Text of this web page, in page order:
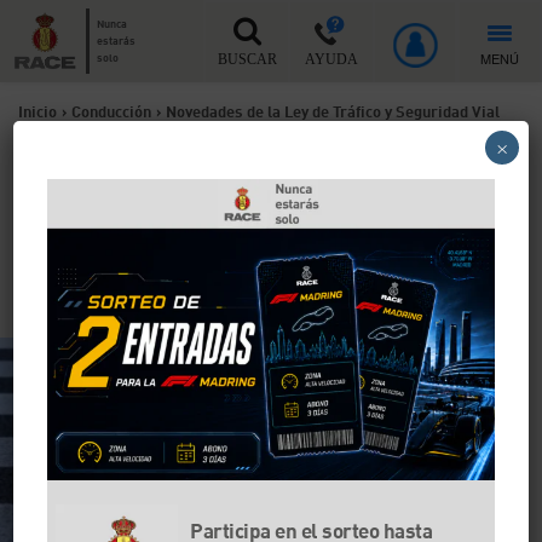
Nunca
estarás
solo
BUSCAR AYUDA MENÚ
Inicio > Conducción > Novedades de la Ley de Tráfico y Seguridad Vial
Tráfico y Seguridad Vial
Conoce todo los aspectos de la nueva Ley de tráfico y
Seguridad vial
Participa en el sorteo hasta
×